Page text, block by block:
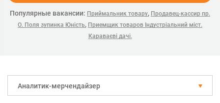
Популярные вакансии: Приймальник товару, Продавец-кассир пр.
О. Поля зупинка Юність, Приемщик товаров Індустріальний міст.
Караваєві дачі.
Аналитик-мерчендайзер